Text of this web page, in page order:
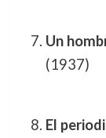
Un
(1937)
El